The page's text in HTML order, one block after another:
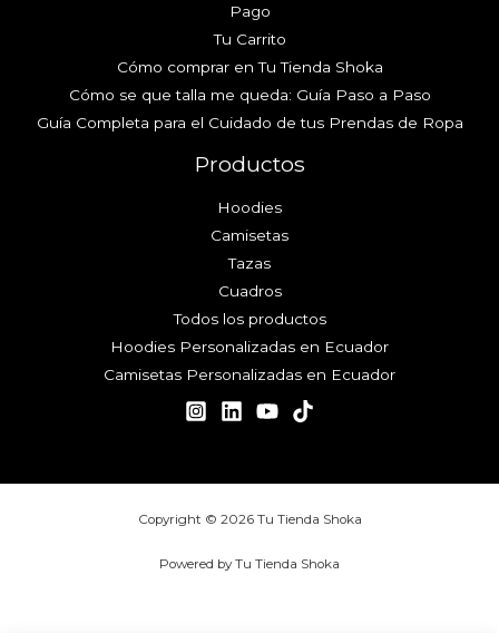
Pago
Tu Carrito
Cómo comprar en Tu Tienda Shoka
Cómo se que talla me queda: Guía Paso a Paso
Guía Completa para el Cuidado de tus Prendas de Ropa
Productos
Hoodies
Camisetas
Tazas
Cuadros
Todos los productos
Hoodies Personalizadas en Ecuador
Camisetas Personalizadas en Ecuador
Copyright © 2026 Tu Tienda Shoka
Powered by Tu Tienda Shoka